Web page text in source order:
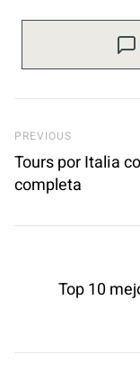
Previous Post
PREVIOUS
Tours por Italia
completa
Top 10